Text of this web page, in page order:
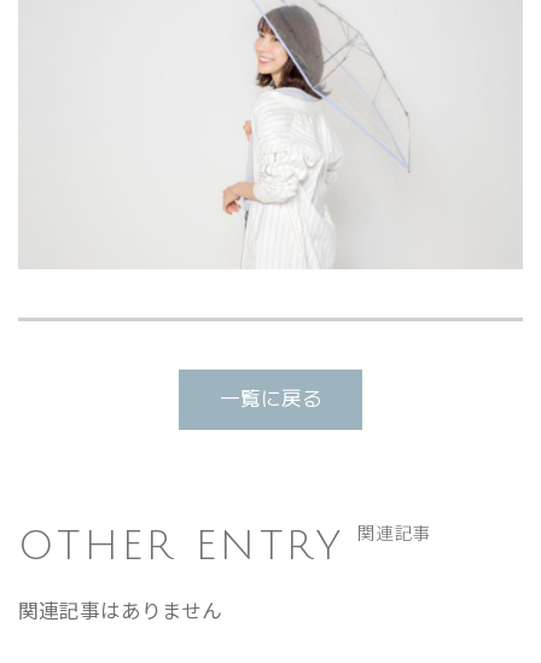
一覧に戻る
OTHER ENTRY 関連記事
関連記事はありません